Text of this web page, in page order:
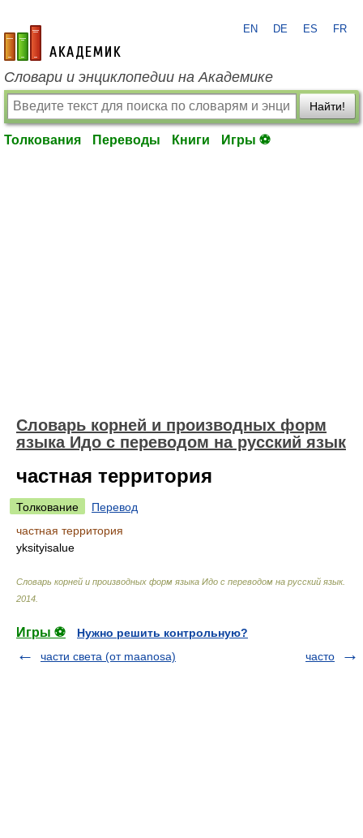
academic.ru
EN DE ES FR
Словари и энциклопедии на Академике
Найти!
Толкования Переводы Книги Игры ⚽
Словарь корней и производных форм
языка Идо с переводом на русский язык
частная территория
Толкование
Перевод
частная территория
yksityisalue
Словарь корней и производных форм языка Идо с переводом на русский язык.
2014
Игры ⚽
Нужно решить контрольную?
части света (от maanosa)
часто